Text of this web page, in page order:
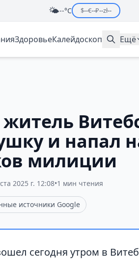
🌤️--°C $--€--₽--zł--
ЗдоровьеКалейдоскоп Ещё
и напал
милиции
2025 г. 12:08•1 мин чтения
источники Google
сегодня утром в